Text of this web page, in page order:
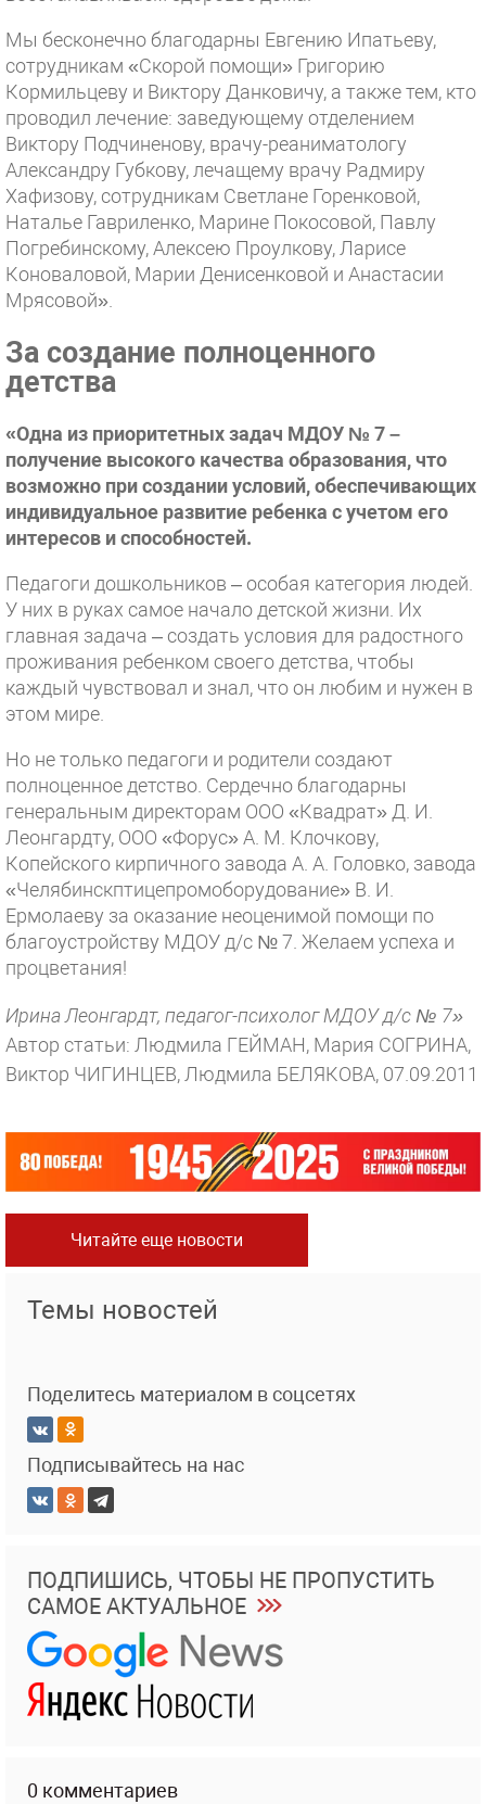
Мы бесконечно благодарны Евгению Ипатьеву,
сотрудникам «Скорой помощи» Григорию
Кормильцеву и Виктору Данковичу, а также тем, кто
проводил лечение: заведующему отделением
Виктору Подчиненову, врачу-реаниматологу
Александру Губкову, лечащему врачу Радмиру
Хафизову, сотрудникам Светлане Горенковой,
Наталье Гавриленко, Марине Покосовой, Павлу
Погребинскому, Алексею Проулкову, Ларисе
Коноваловой, Марии Денисенковой и Анастасии
Мрясовой».
За создание полноценного
детства
«Одна из приоритетных задач МДОУ № 7 –
получение высокого качества образования, что
возможно при создании условий, обеспечивающих
индивидуальное развитие ребенка с учетом его
интересов и способностей.
Педагоги дошкольников – особая категория людей.
У них в руках самое начало детской жизни. Их
главная задача – создать условия для радостного
проживания ребенком своего детства, чтобы
каждый чувствовал и знал, что он любим и нужен в
этом мире.
Но не только педагоги и родители создают
полноценное детство. Сердечно благодарны
генеральным директорам ООО «Квадрат» Д. И.
Леонгардту, ООО «Форус» А. М. Клочкову,
Копейского кирпичного завода А. А. Головко, завода
«Челябинскптицепромоборудование» В. И.
Ермолаеву за оказание неоценимой помощи по
благоустройству МДОУ д/с № 7. Желаем успеха и
процветания!
Ирина Леонгардт, педагог-психолог МДОУ д/с № 7»
Автор статьи: Людмила ГЕЙМАН, Мария СОГРИНА,
Виктор ЧИГИНЦЕВ, Людмила БЕЛЯКОВА, 07.09.2011
Читайте еще новости
Темы новостей
Поделитесь материалом в соцсетях
Подписывайтесь на нас
ПОДПИШИСЬ, ЧТОБЫ НЕ ПРОПУСТИТЬ
САМОЕ АКТУАЛЬНОЕ
0 комментариев